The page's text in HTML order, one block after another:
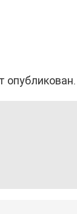
опубликован.